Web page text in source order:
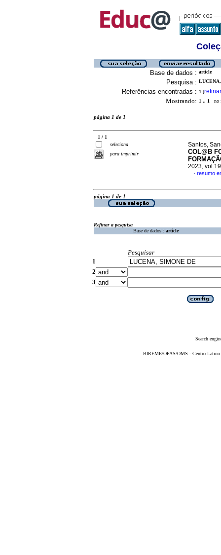
Base de dados : article
Pesquisa :
Referências encontradas : 1 [refinar
Mostrando: 1 .. 1 no
página 1 de 1
1 / 1
seleciona
para imprimir
Santos,
COL@B
2023,
· resumo
página 1 de 1
Refinar a pesquisa
Base de dados : article
Pesquisar
1
2
3
Search
BIREME/OPAS/OMS - Centro Latino-